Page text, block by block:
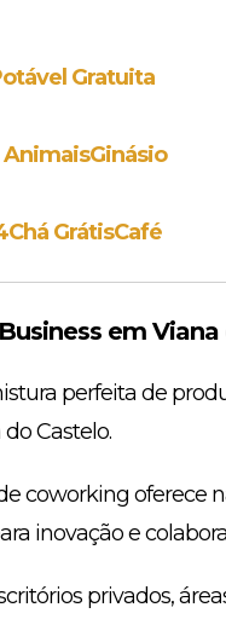
Gratuita
Ginásio
Chá GrátisCafé
em
perfeita de
Castelo.
coworking oferece
inovação e
privados,